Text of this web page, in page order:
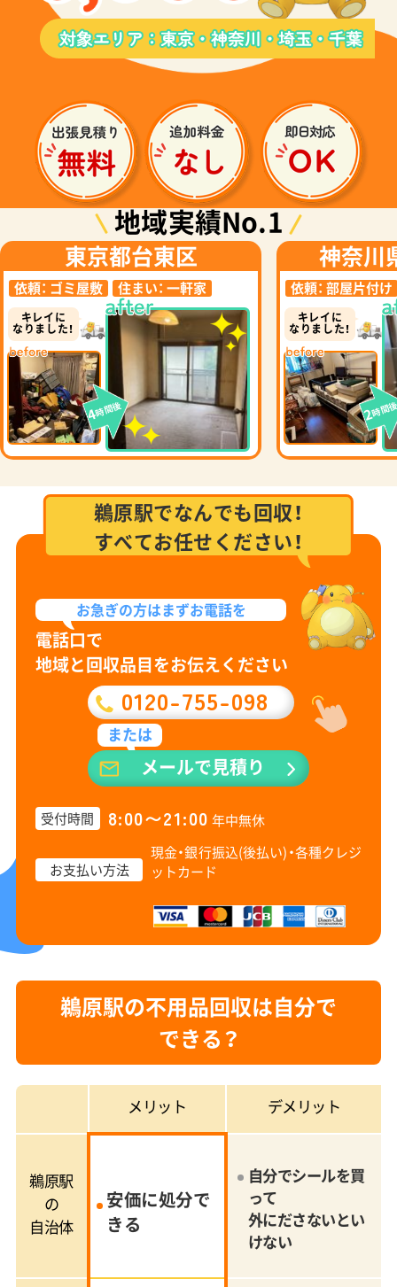
地域実績No.1
東京都台東区
依頼： ゴミ屋敷 住まい： 一軒家
キレイに
なりました！
4時間後
神奈川
依頼： 部屋片付け
キレイに
なりました！
2時間
鵜原駅でなんでも回収！
すべてお任せください！
お急ぎの方はまずお電話を
電話口で
地域と回収品目をお伝えください
0120-755-098
または
メールで見積り
受付時間 8:00〜21:00 年中無休
お支払い方法
現金・銀行振込(後払い)・各種クレジ
ットカード
鵜原駅の不用品回収は自分で
できる？
メリット デメリット
鵜原駅
の
自治体
安価に処分で
きる
自分でシールを買
って
外にださないとい
けない